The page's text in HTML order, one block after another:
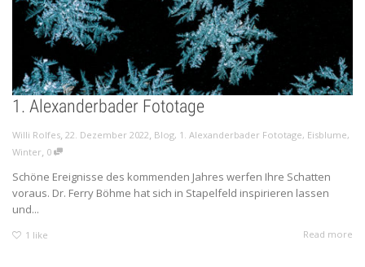
1. Alexanderbader Fototage
Willi Rolfes, 22. Dezember 2022, Blog, 1. Alexanderbader Fototage, Eisblume,
Winter, 0
Schöne Ereignisse des kommenden Jahres werfen Ihre Schatten
voraus. Dr. Ferry Böhme hat sich in Stapelfeld inspirieren lassen
und...
1 like Read more